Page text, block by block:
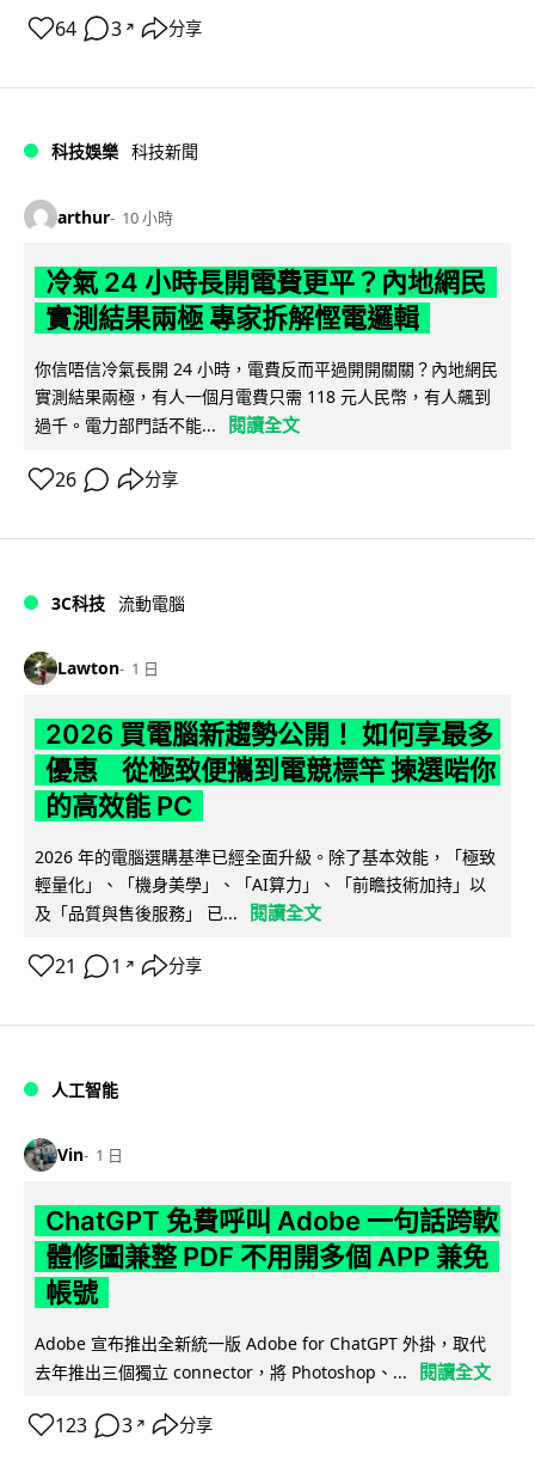
64 3 ↗ 分享
科技娛樂 科技新聞
arthur 10 小時
冷氣 24 小時長開電費更平？內地網民
實測結果兩極 專家拆解慳電邏輯
你信唔信冷氣長開 24 小時，電費反而平過開開關關？內地網民
實測結果兩極，有人一個月電費只需 118 元人民幣，有人飆到
過千。電力部門話不能...
閱讀全文
26 分享
3C科技 流動電腦
Lawton 1 日
2026 買電腦新趨勢公開！ 如何享最多
優惠 從極致便攜到電競標竿 揀選啱你
的高效能 PC
2026 年的電腦選購基準已經全面升級。除了基本效能，「極致
輕量化」、「機身美學」、「AI算力」、「前瞻技術加持」以
及「品質與售後服務」 已...
閱讀全文
21 1 ↗ 分享
人工智能
Vin 1 日
ChatGPT 免費呼叫 Adobe 一句話跨軟
體修圖兼整 PDF 不用開多個 APP 兼免
帳號
Adobe 宣布推出全新統一版 Adobe for ChatGPT 外掛，取代
去年推出三個獨立 connector，將 Photoshop、...
閱讀全文
123 3 ↗ 分享